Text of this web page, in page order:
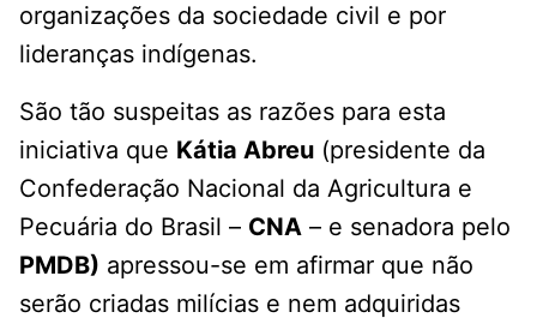
organizações da sociedade civil e por
lideranças indígenas.
São tão suspeitas as razões para esta
iniciativa que Kátia Abreu (presidente da
Confederação Nacional da Agricultura e
Pecuária do Brasil – CNA – e senadora pelo
PMDB) apressou-se em afirmar que não
serão criadas milícias e nem adquiridas